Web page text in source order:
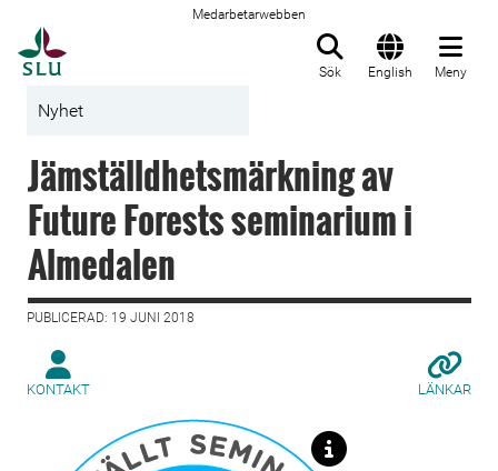
Medarbetarwebben
Sök English Meny
Nyhet
Jämställdhetsmärkning av
Future Forests seminarium i
Almedalen
PUBLICERAD: 19 JUNI 2018
KONTAKT LÄNKAR